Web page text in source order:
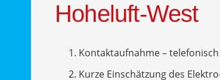
Hoheluft-West
Kontaktaufnahme –
Kurze Einschätzung des